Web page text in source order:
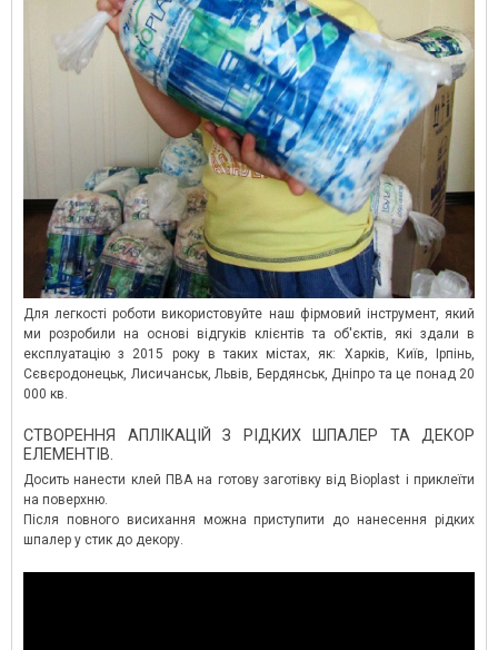
Для легкості роботи використовуйте наш фірмовий інструмент, який
ми розробили на основі відгуків клієнтів та об'єктів, які здали в
експлуатацію з 2015 року в таких містах, як: Харків, Київ, Ірпінь,
Сєвєродонецьк, Лисичанськ, Львів, Бердянськ, Дніпро та це понад 20
000 кв.
СТВОРЕННЯ АПЛІКАЦІЙ З РІДКИХ ШПАЛЕР ТА ДЕКОР
ЕЛЕМЕНТІВ.
Досить нанести клей ПВА на готову заготівку від Bioplast і приклеїти
на поверхню.
Після повного висихання можна приступити до нанесення рідких
шпалер у стик до декору.